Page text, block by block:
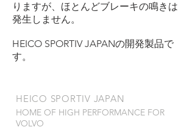
りますが、ほとんどブレーキの鳴きは
発生しません。
HEICO SPORTIV JAPANの開発製品で
す。
​HEICO SPORTIV JAPAN
HOME OF HIGH PERFORMANCE FOR
VOLVO